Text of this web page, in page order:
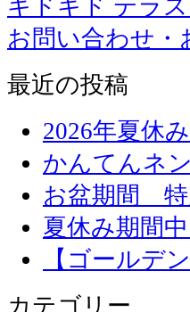
キドキド テラ
お問い合わせ・
最近の投稿
2026年夏休
かんてんネ
お盆期間 特
夏休み期間
【ゴールデ
カテゴリー